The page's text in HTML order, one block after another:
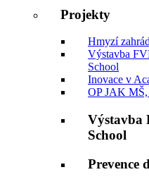
Projekty
Hmyzí
Výstavba
School
Inovace v
OP JAK MŠ,
Výstavba
School
Prevence